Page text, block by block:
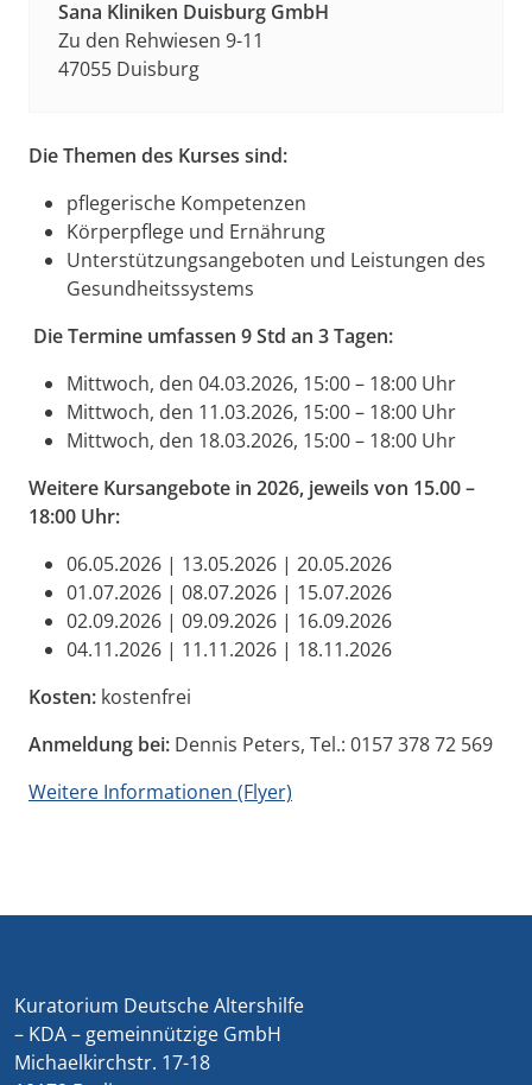
Sana Kliniken Duisburg GmbH
Zu den Rehwiesen 9-11
47055 Duisburg
Die Themen des Kurses sind:
pflegerische Kompetenzen
Körperpflege und Ernährung
Unterstützungsangeboten und Leistungen des
Gesundheitssystems
Die Termine umfassen 9 Std an 3 Tagen:
Mittwoch, den 04.03.2026, 15:00 – 18:00 Uhr
Mittwoch, den 11.03.2026, 15:00 – 18:00 Uhr
Mittwoch, den 18.03.2026, 15:00 – 18:00 Uhr
Weitere Kursangebote in 2026, jeweils von 15.00 –
18:00 Uhr:
06.05.2026 | 13.05.2026 | 20.05.2026
01.07.2026 | 08.07.2026 | 15.07.2026
02.09.2026 | 09.09.2026 | 16.09.2026
04.11.2026 | 11.11.2026 | 18.11.2026
Kosten: kostenfrei
Anmeldung bei: Dennis Peters, Tel.: 0157 378 72 569
Weitere Informationen (Flyer)
Kuratorium Deutsche Altershilfe
– KDA – gemeinnützige GmbH
Michaelkirchstr. 17-18